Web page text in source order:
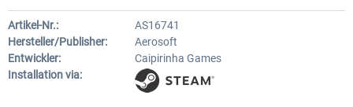
Artikel-Nr.:
AS16741
Hersteller/Publisher:
Aerosoft
Entwickler:
Caipirinha Games
Installation via: